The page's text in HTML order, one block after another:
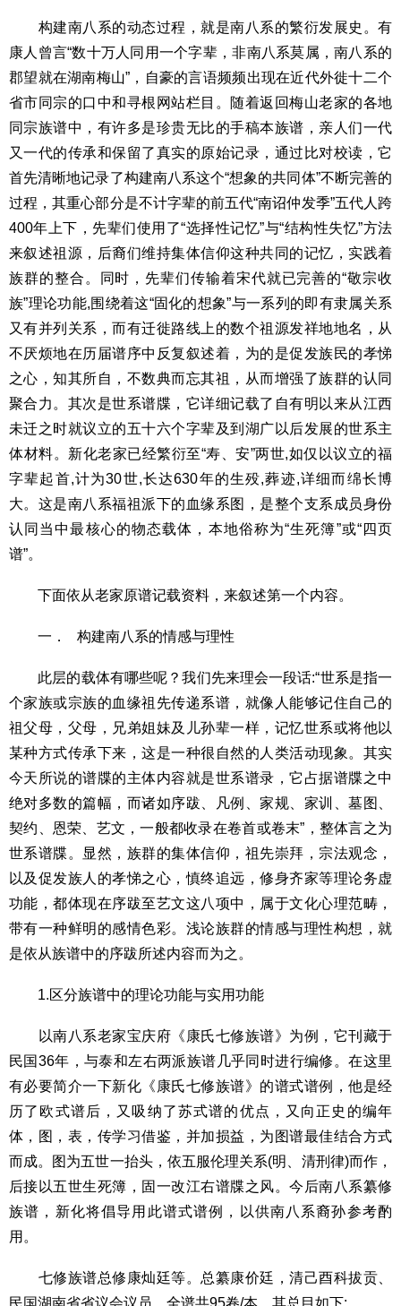
构建南八系的动态过程，就是南八系的繁衍发展史。有
康人曾言“数十万人同用一个字辈，非南八系莫属，南八系的
郡望就在湖南梅山”，自豪的言语频频出现在近代外徙十二个
省市同宗的口中和寻根网站栏目。随着返回梅山老家的各地
同宗族谱中，有许多是珍贵无比的手稿本族谱，亲人们一代
又一代的传承和保留了真实的原始记录，通过比对校读，它
首先清晰地记录了构建南八系这个“想象的共同体”不断完善的
过程，其重心部分是不计字辈的前五代“南诏仲发季”五代人跨
400年上下，先辈们使用了“选择性记忆”与“结构性失忆”方法
来叙述祖源，后裔们维持集体信仰这种共同的记忆，实践着
族群的整合。同时，先辈们传输着宋代就已完善的“敬宗收
族”理论功能,围绕着这“固化的想象”与一系列的即有隶属关系
又有并列关系，而有迁徙路线上的数个祖源发祥地地名，从
不厌烦地在历届谱序中反复叙述着，为的是促发族民的孝悌
之心，知其所自，不数典而忘其祖，从而增强了族群的认同
聚合力。其次是世系谱牒，它详细记载了自有明以来从江西
未迁之时就议立的五十六个字辈及到湖广以后发展的世系主
体材料。新化老家已经繁衍至“寿、安”两世,如仅以议立的福
字辈起首,计为30世,长达630年的生殁,葬迹,详细而绵长博
大。这是南八系福祖派下的血缘系图，是整个支系成员身份
认同当中最核心的物态载体，本地俗称为“生死簿”或“四页
谱”。
下面依从老家原谱记载资料，来叙述第一个内容。
一． 构建南八系的情感与理性
此层的载体有哪些呢？我们先来理会一段话:“世系是指一
个家族或宗族的血缘祖先传递系谱，就像人能够记住自己的
祖父母，父母，兄弟姐妹及儿孙辈一样，记忆世系或将他以
某种方式传承下来，这是一种很自然的人类活动现象。其实
今天所说的谱牒的主体内容就是世系谱录，它占据谱牒之中
绝对多数的篇幅，而诸如序跋、凡例、家规、家训、墓图、
契约、恩荣、艺文，一般都收录在卷首或卷末”，整体言之为
世系谱牒。显然，族群的集体信仰，祖先崇拜，宗法观念，
以及促发族人的孝悌之心，慎终追远，修身齐家等理论务虚
功能，都体现在序跋至艺文这八项中，属于文化心理范畴，
带有一种鲜明的感情色彩。浅论族群的情感与理性构想，就
是依从族谱中的序跋所述内容而为之。
1.区分族谱中的理论功能与实用功能
以南八系老家宝庆府《康氏七修族谱》为例，它刊藏于
民国36年，与泰和左右两派族谱几乎同时进行编修。在这里
有必要简介一下新化《康氏七修族谱》的谱式谱例，他是经
历了欧式谱后，又吸纳了苏式谱的优点，又向正史的编年
体，图，表，传学习借鉴，并加损益，为图谱最佳结合方式
而成。图为五世一抬头，依五服伦理关系(明、清刑律)而作，
后接以五世生死簿，固一改江右谱牒之风。今后南八系纂修
族谱，新化将倡导用此谱式谱例，以供南八系裔孙参考酌
用。
七修族谱总修康灿廷等。总纂康价廷，清己酉科拔贡、
民国湖南省省议会议员。全谱共95卷/本。其总目如下: